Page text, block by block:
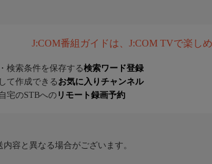
J:COM番組ガイドは、J:COM TVで楽し
検索条件を保存する検索ワード登録
て作成できる お気に入りチャンネル
宅のSTBへのリモート録画予約
容と異なる場合がございます。